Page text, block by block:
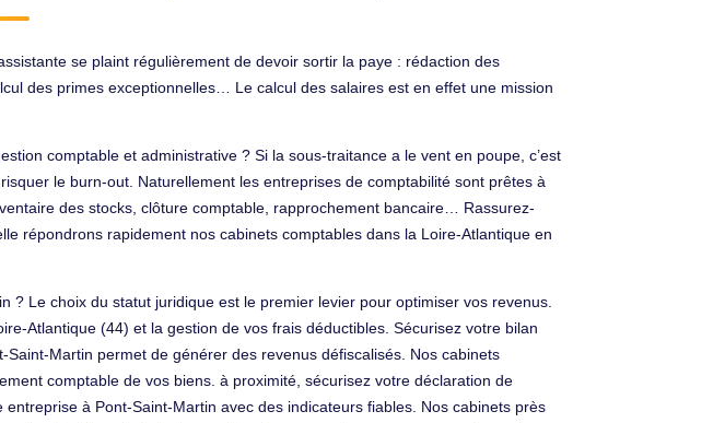
se plaint régulièrement de devoir sortir la paye : rédaction des
des primes exceptionnelles… Le calcul des salaires est en effet une mission
comptable et administrative ? Si la sous-traitance a le vent en poupe, c’est
le burn-out. Naturellement les entreprises de comptabilité sont prêtes à
des stocks, clôture comptable, rapprochement bancaire… Rassurez-
répondrons rapidement nos cabinets comptables dans la Loire-Atlantique en
Le choix du statut juridique est le premier levier pour optimiser vos revenus.
Atlantique (44) et la gestion de vos frais déductibles. Sécurisez votre bilan
Martin permet de générer des revenus défiscalisés. Nos cabinets
comptable de vos biens. à proximité, sécurisez votre déclaration de
à Pont-Saint-Martin avec des indicateurs fiables. Nos cabinets près